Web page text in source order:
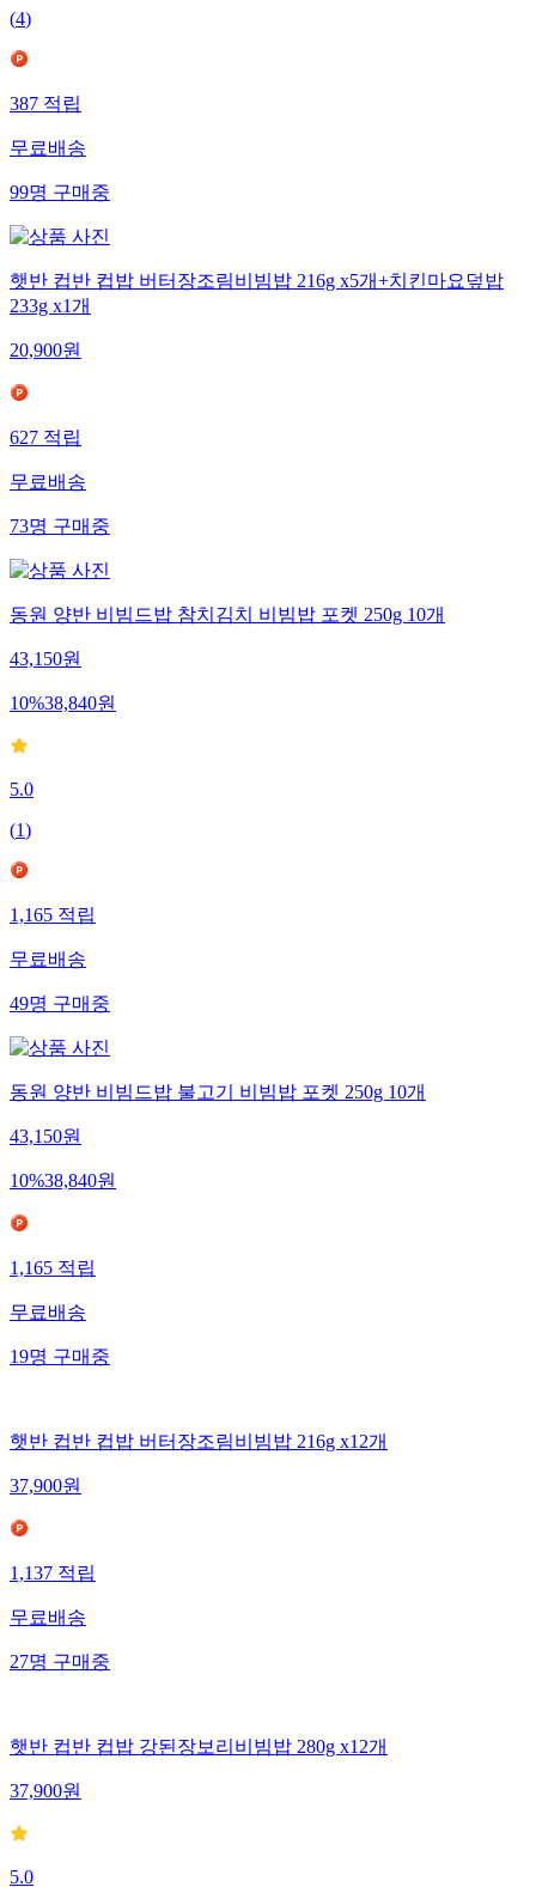
(4)
387적립
무료배송
99명구매중
햇반 컵반 컵밥 버터장조림비빔밥 216g x5개+치킨마요덮밥
233g x1개
20,900원
627적립
무료배송
73명구매중
동원 양반 비빔드밥 참치김치 비빔밥 포켓 250g 10개
43,150원
10%38,840원
5.0
(1)
1,165적립
무료배송
49명구매중
동원 양반 비빔드밥 불고기 비빔밥 포켓 250g 10개
43,150원
10%38,840원
1,165적립
무료배송
19명구매중
햇반 컵반 컵밥 버터장조림비빔밥 216g x12개
37,900원
1,137적립
무료배송
27명구매중
햇반 컵반 컵밥 강된장보리비빔밥 280g x12개
37,900원
5.0